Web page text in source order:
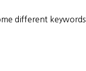
different keywords.